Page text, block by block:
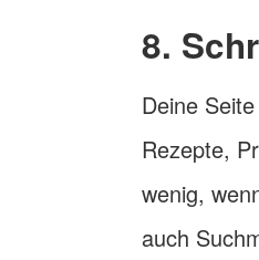
8.
Deine
Rezepte,
wenig,
auch